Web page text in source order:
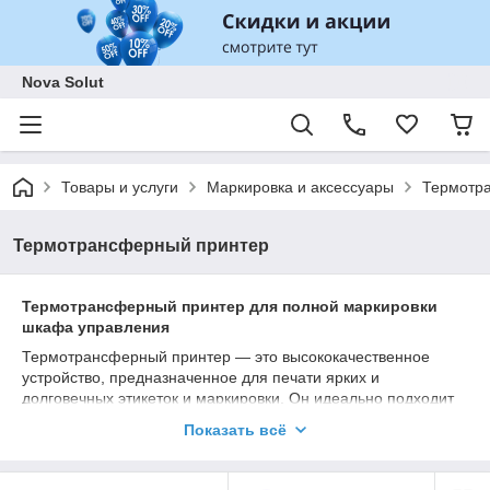
Nova Solut
Товары и услуги Маркировка и аксессуары
Термотрансферный принтер
Термотрансферный принтер для полной маркировки
шкафа управления
Термотрансферный принтер — это высококачественное
устройство, предназначенное для печати ярких и
долговечных этикеток и маркировки. Он идеально подходит
промышленных приложений.
Преимущества:
Показать всё